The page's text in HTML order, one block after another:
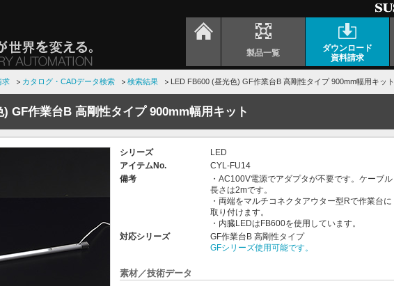
製品一覧
ダウンロード
資料請求
求 カタログ・CADデータ検索 検索結果 LED FB600 (昼光色) GF作業台B 高剛性タイプ 900mm幅用キット
GF作業台B 高剛性タイプ 900mm幅用キット
シリーズ
LED
アイテムNo.
CYL-FU14
備考
・AC100V電源でアダプタが不要です。ケーブル
長さは2mです。
・両端をマルチコネクタアウター型Rで作業台に
取り付けます。
・内臓LEDはFB600を使用しています。
対応シリーズ
GF作業台B 高剛性タイプ
GFシリーズ使用可能です。
素材／技術データ